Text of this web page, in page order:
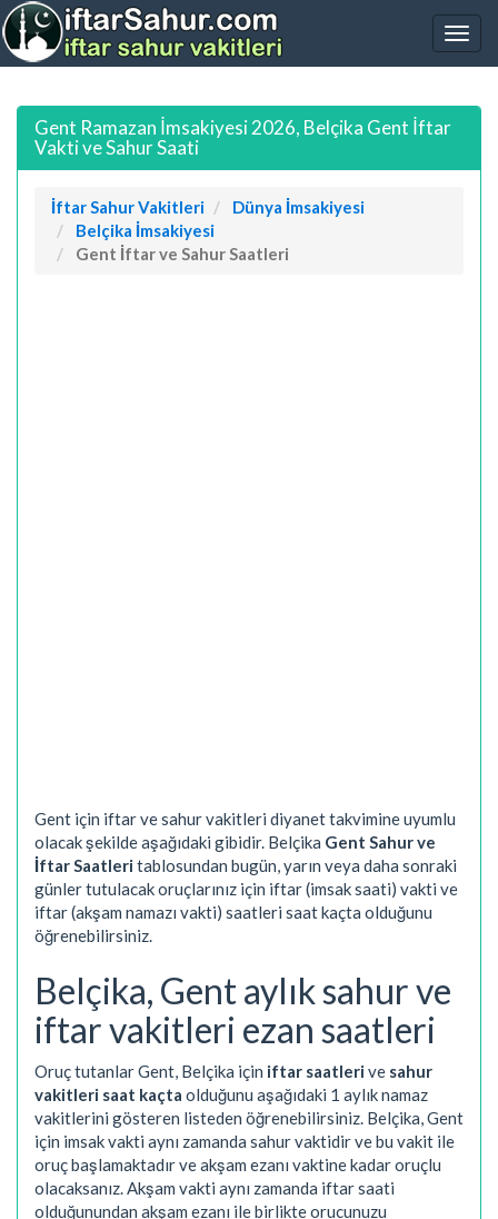
Gent Ramazan İmsakiyesi 2026, Belçika Gent İftar
Vakti ve Sahur Saati
İftar Sahur Vakitleri
Dünya İmsakiyesi
Belçika İmsakiyesi
Gent İftar ve Sahur Saatleri
Gent için iftar ve sahur vakitleri diyanet takvimine uyumlu
olacak şekilde aşağıdaki gibidir. Belçika Gent Sahur ve
İftar Saatleritablosundan bugün, yarın veya daha sonraki
günler tutulacak oruçlarınız için iftar (imsak saati) vakti ve
iftar (akşam namazı vakti) saatleri saat kaçta olduğunu
öğrenebilirsiniz.
Belçika, Gent aylık sahur ve
iftar vakitleri ezan saatleri
Oruç tutanlar Gent, Belçika için iftar saatlerive sahur
vakitleri saat kaçta olduğunu aşağıdaki 1 aylık namaz
vakitlerini gösteren listeden öğrenebilirsiniz. Belçika, Gent
için imsak vakti aynı zamanda sahur vaktidir ve bu vakit ile
oruç başlamaktadır ve akşam ezanı vaktine kadar oruçlu
olacaksanız. Akşam vakti aynı zamanda iftar saati
olduğunundan akşam ezanı ile birlikte orucunuzu